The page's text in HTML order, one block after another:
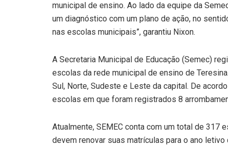
municipal de ensino. Ao lado da equipe da
um diagnóstico com um plano de ação, no
nas escolas municipais”, garantiu Nixon.
A Secretaria Municipal de Educação (Semec)
escolas da rede municipal de ensino de
Sul, Norte, Sudeste e Leste da capital. De
escolas em que foram registrados 8
Atualmente, SEMEC conta com um total de 317
devem renovar suas matrículas para o ano